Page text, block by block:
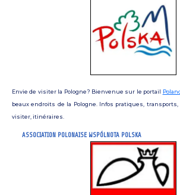
Envie de visiter la Pologne? Bienvenue sur le portail
beaux endroits de la Pologne. Infos pratiques,
visiter, itinéraires.
ASSOCIATION POLONAISE WSPÓLNOTA POLSKA